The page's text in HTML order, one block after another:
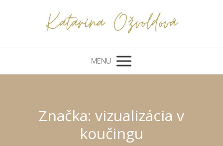
MENU
Značka: vizualizácia v
koučingu